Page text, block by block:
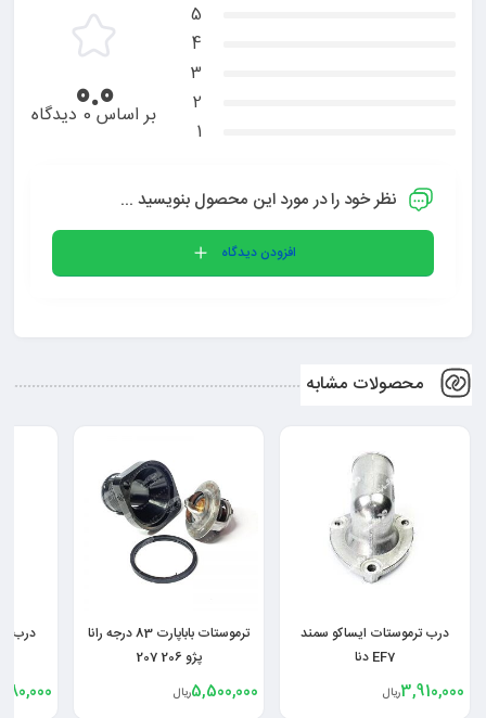
5
4
3
2
1
0.0بر اساس 0 دیدگاه
نظر خود را در مورد این محصول بنویسید ...
افزودن دیدگاه
محصولات مشابه
درب ترموستات ایساکو سمند
EF7 دنا
3,910,000ریال
ترموستات باباپارت 83 درجه رانا
پژو 206 207
5,500,000ریال
درب